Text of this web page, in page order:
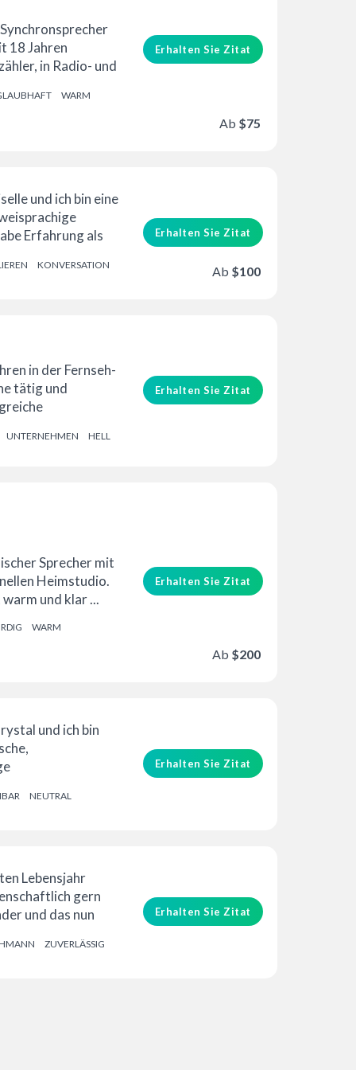
Guter Wert
18 Jahren
in Radio- und
WARM
Erhalten Sie Zitat
Ab $75
und ich bin eine
Erfahrung als
KONVERSATION
Erhalten Sie Zitat
Ab $100
in der Fernseh-
tätig und
UNTERNEHMEN HELL
Erhalten Sie Zitat
Sprecher mit
Heimstudio.
und klar ...
WARM
Erhalten Sie Zitat
Ab $200
und ich bin
NEUTRAL
Erhalten Sie Zitat
Lebensjahr
gern
und das nun
ZUVERLÄSSIG
Erhalten Sie Zitat